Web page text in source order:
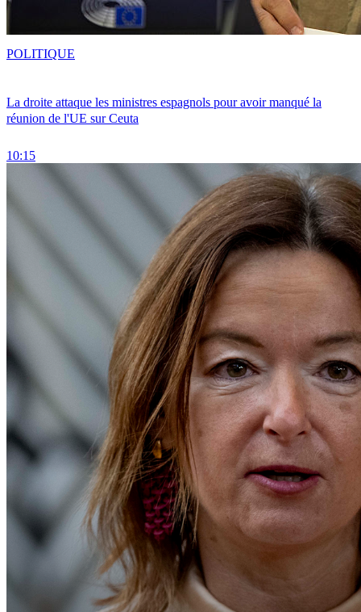
La droite attaque les ministres espagnols pour avoir manqué la
réunion de l'UE sur Ceuta
10:15
POLITIQUE